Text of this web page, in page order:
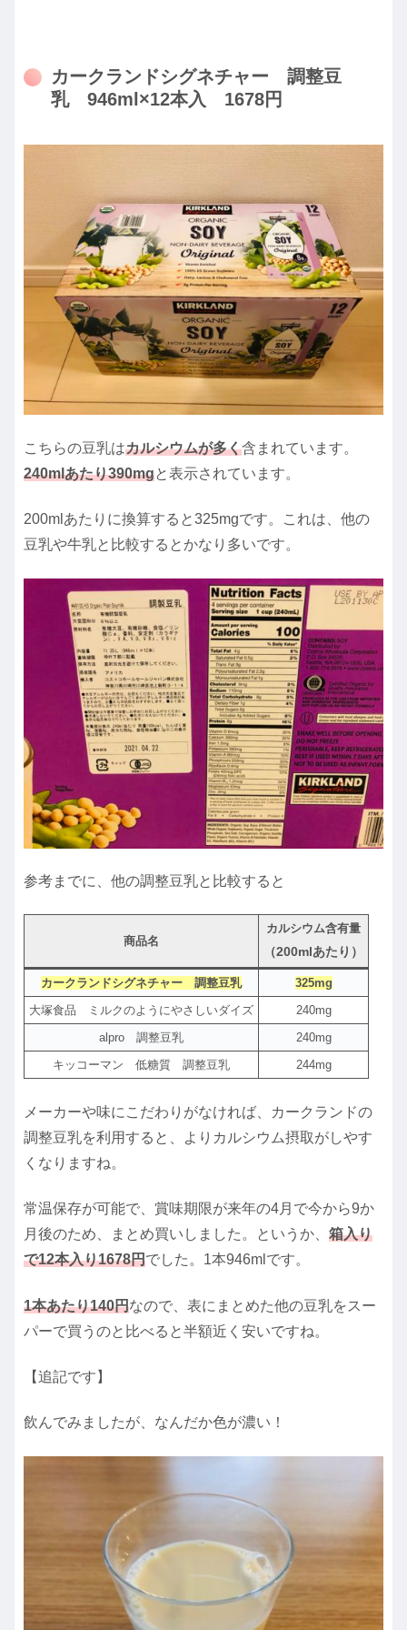
カークランドシグネチャー 調整豆
乳 946ml×12本入 1678円
こちらの豆乳はカルシウムが多く含まれています。
240mlあたり390mgと表示されています。
200mlあたりに換算すると325mgです。これは、他の
豆乳や牛乳と比較するとかなり多いです。
参考までに、他の調整豆乳と比較すると
商品名
カルシウム含有量
（200mlあたり）
カークランドシグネチャー 調整豆乳
325mg
大塚食品 ミルクのようにやさしいダイズ
240mg
alpro 調整豆乳
240mg
キッコーマン 低糖質 調整豆乳
244mg
メーカーや味にこだわりがなければ、カークランドの
調整豆乳を利用すると、よりカルシウム摂取がしやす
くなりますね。
常温保存が可能で、賞味期限が来年の4月で今から9か
月後のため、まとめ買いしました。というか、 箱入り
で12本入り1678円でした。1本946mlです。
1本あたり140円なので、表にまとめた他の豆乳をスー
パーで買うのと比べると半額近く安いですね。
【追記です】
飲んでみましたが、なんだか色が濃い！